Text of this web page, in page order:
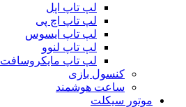
لپ تاپ اپل
لپ تاپ اچ پی
لپ تاپ ایسوس
لپ تاپ لنوو
لپ تاپ مایکروسافت
کنسول بازی
ساعت هوشمند
موتور سیکلت